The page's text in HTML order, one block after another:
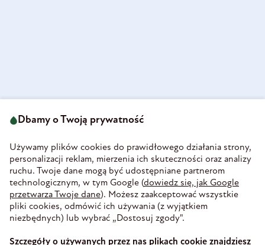
58-160 Świebodzice
REGON 890213034
INFORMACJE
PŁATNOŚĆ I DOSTAWA
WIEDZA
ZAUFANE PŁATNOŚCI
WSPÓŁPRACA
Dbamy o Twoją prywatność
Używamy plików cookies do prawidłowego działania strony,
personalizacji reklam, mierzenia ich skuteczności oraz analizy
ruchu. Twoje dane mogą być udostępniane partnerom
technologicznym, w tym Google (dowiedz się, jak Google
przetwarza Twoje dane). Możesz zaakceptować wszystkie
pliki cookies, odmówić ich używania (z wyjątkiem
niezbędnych) lub wybrać „Dostosuj zgody".
Szczegóły o używanych przez nas plikach cookie znajdziesz